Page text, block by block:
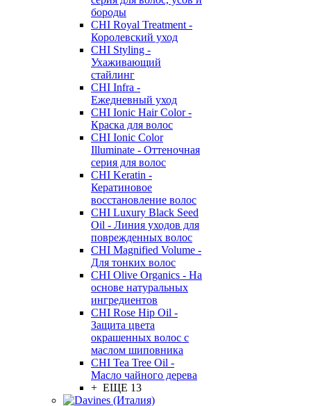
бороды
CHI Royal Treatment -
Королевский уход
CHI Styling -
Ухаживающий
стайлинг
CHI Infra -
Ежедневный уход
CHI Ionic Hair Color -
Краска для волос
CHI Ionic Color
Illuminate - Оттеночная
серия для волос
CHI Keratin -
Кератиновое
восстановление волос
CHI Luxury Black Seed
Oil - Линия уходов для
поврежденных волос
CHI Magnified Volume -
Для тонких волос
CHI Olive Organics - На
основе натуральных
ингредиентов
CHI Rose Hip Oil -
Защита цвета
окрашенных волос с
маслом шиповника
CHI Tea Tree Oil -
Масло чайного дерева
+ ЕЩЕ 13